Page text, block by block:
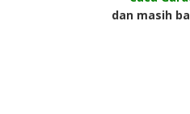
dan masih